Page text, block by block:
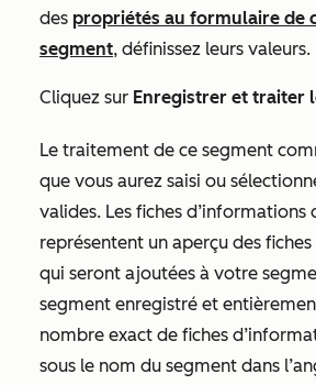
des propriétés au formulaire de
segment, définissez leurs valeurs.
Cliquez sur Enregistrer et traiter
Le traitement de ce segment
que vous aurez saisi ou
valides. Les fiches d’informations
représentent un aperçu des
qui seront ajoutées à votre
segment enregistré et
nombre exact de fiches
sous le nom du segment dans